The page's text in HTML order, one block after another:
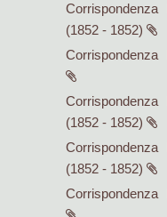
Corrispondenza
(1852 - 1852)
Corrispondenza
Corrispondenza
(1852 - 1852)
Corrispondenza
(1852 - 1852)
Corrispondenza